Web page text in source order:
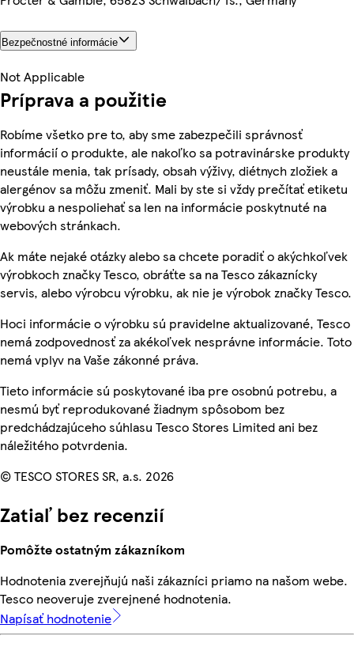
Bezpečnostné informácie
Not Applicable
Príprava a použitie
Robíme všetko pre to, aby sme zabezpečili správnosť
informácií o produkte, ale nakoľko sa potravinárske produkty
neustále menia, tak prísady, obsah výživy, diétnych zložiek a
alergénov sa môžu zmeniť. Mali by ste si vždy prečítať etiketu
výrobku a nespoliehať sa len na informácie poskytnuté na
webových stránkach.
Ak máte nejaké otázky alebo sa chcete poradiť o akýchkoľvek
výrobkoch značky Tesco, obráťte sa na Tesco zákaznícky
servis, alebo výrobcu výrobku, ak nie je výrobok značky Tesco.
Hoci informácie o výrobku sú pravidelne aktualizované, Tesco
nemá zodpovednosť za akékoľvek nesprávne informácie. Toto
nemá vplyv na Vaše zákonné práva.
Tieto informácie sú poskytované iba pre osobnú potrebu, a
nesmú byť reprodukované žiadnym spôsobom bez
predchádzajúceho súhlasu Tesco Stores Limited ani bez
náležitého potvrdenia.
© TESCO STORES SR, a.s. 2026
Zatiaľ bez recenzií
Pomôžte ostatným zákazníkom
Hodnotenia zverejňujú naši zákazníci priamo na našom webe.
Tesco neoveruje zverejnené hodnotenia.
Napísať hodnotenie